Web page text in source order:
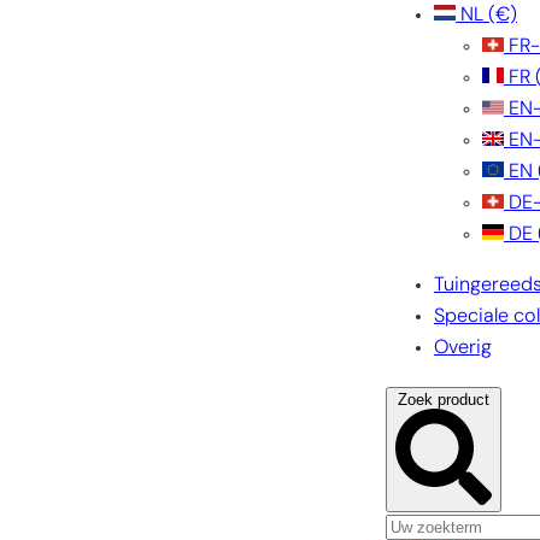
NL (€)
FR
EN
DE
Speciale
Overig
Zoek product